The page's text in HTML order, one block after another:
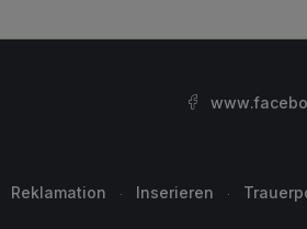
Reklamation Inserieren